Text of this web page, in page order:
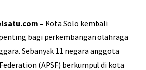
– Kota Solo kembali
bagi perkembangan olahraga
Sebanyak 11 negara anggota
(APSF) berkumpul di kota